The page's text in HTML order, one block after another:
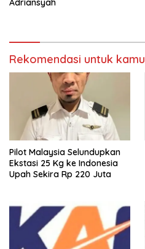
Adriansyah
Rekomendasi untuk kamu
Pilot Malaysia Selundupkan
Ekstasi 25 Kg ke Indonesia
Upah Sekira Rp 220 Juta